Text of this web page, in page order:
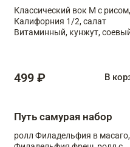
Классический вок М с рисом,
Калифорния 1/2, салат
Витаминный, кунжут,
499 ₽ В
Путь самурая набор
ролл Филадельфия в масаго,